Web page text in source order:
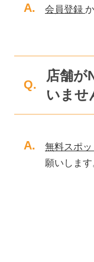
A. 会員登録
Q.
店舗が
いませ
A. 無料スポ
願いします